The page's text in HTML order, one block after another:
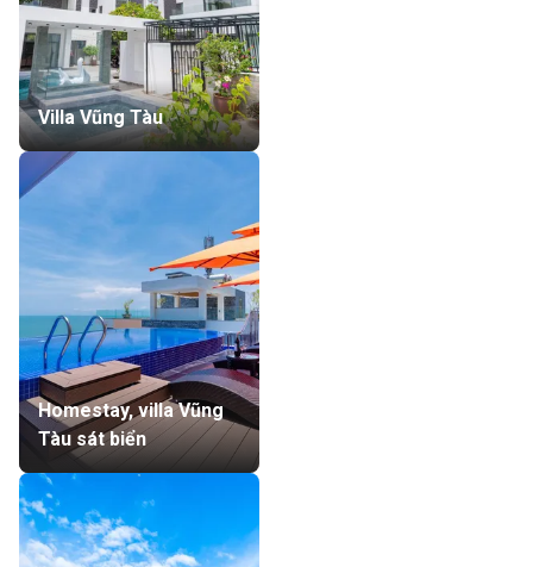
Villa Vũng Tàu
Homestay, villa Vũng
Tàu sát biển